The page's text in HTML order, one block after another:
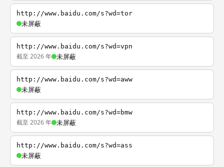
http://www.baidu.com/s?wd=tor
未屏蔽
http://www.baidu.com/s?wd=vpn
截至 2026 年 未屏蔽
http://www.baidu.com/s?wd=aww
未屏蔽
http://www.baidu.com/s?wd=bmw
截至 2026 年 未屏蔽
http://www.baidu.com/s?wd=ass
未屏蔽